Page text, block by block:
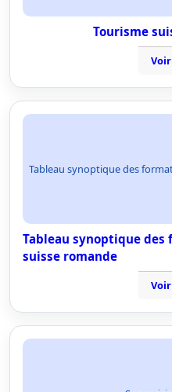
Tourisme
Tableau synoptique des
Tableau synoptique des
suisse romande